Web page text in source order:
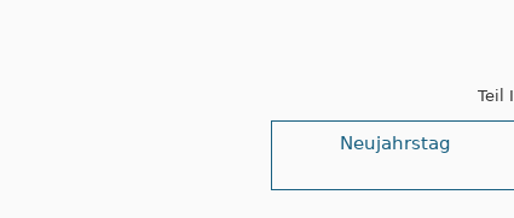
Teil
Neujahrstag